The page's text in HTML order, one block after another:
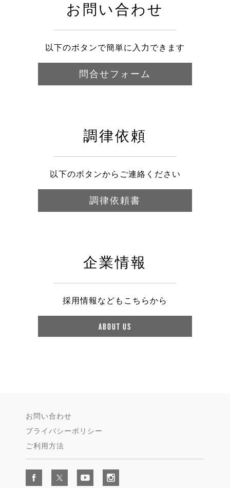
お問い合わせ
以下のボタンで簡単に入力できます
問合せフォーム
調律依頼
以下のボタンからご連絡ください
調律依頼書
企業情報
採用情報などもこちらから
ABOUT US
お問い合わせ
プライバシーポリシー
ご利用方法